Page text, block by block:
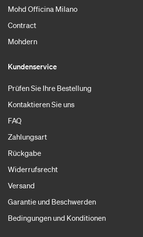
Mohd Officina Milano
Contract
Mohdern
Kundenservice
Prüfen Sie Ihre Bestellung
Kontaktieren Sie uns
FAQ
Zahlungsart
Rückgabe
Widerrufsrecht
Versand
Garantie und Beschwerden
Bedingungen und Konditionen